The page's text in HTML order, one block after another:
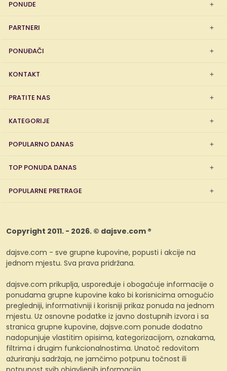
PONUDE
PARTNERI
PONUĐAČI
KONTAKT
PRATITE NAS
KATEGORIJE
POPULARNO DANAS
TOP PONUDA DANAS
POPULARNE PRETRAGE
Copyright 2011. - 2026. © dajsve.com ®
dajsve.com - sve grupne kupovine, popusti i akcije na
jednom mjestu. Sva prava pridržana.
dajsve.com prikuplja, uspoređuje i obogaćuje informacije o
ponudama grupne kupovine kako bi korisnicima omogućio
pregledniji, informativniji i korisniji prikaz ponuda na jednom
mjestu. Uz osnovne podatke iz javno dostupnih izvora i sa
stranica grupne kupovine, dajsve.com ponude dodatno
nadopunjuje vlastitim opisima, kategorizacijom, oznakama,
filtrima i drugim funkcionalnostima. Unatoč redovitom
ažuriranju sadržaja, ne jamčimo potpunu točnost ili